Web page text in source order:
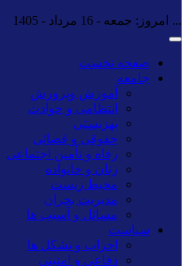
... امروز: جمعه - 16 مرداد - 1405
صفحه نخست
جامعه
آموزش وپرورش
انتظامی و حوادث
بهزیستی
حقوقی و قضائی
رفاه و تأمین اجتماعی
زنان و خانواده
محیط زیست
مدیریت بحران
مسائل و آسیب ها
سیاست
احزاب و تشکل ها
دفاعی و امنیتی